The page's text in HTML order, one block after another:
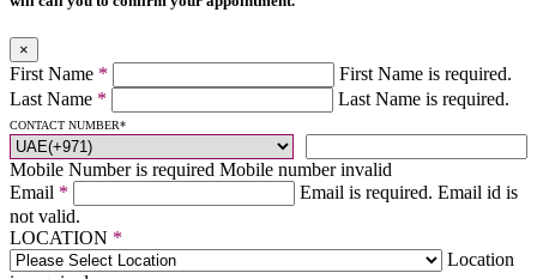
×
First Name *
First Name is required.
Last Name * Last Name is required.
CONTACT NUMBER*
Mobile Number is required Mobile number invalid
Email * Email is required. Email id is
not valid.
LOCATION *
Location